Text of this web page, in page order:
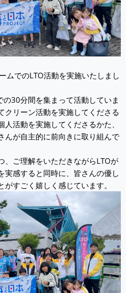
ムでのLTO活動を実施いたしまし
30分間を集まって活動していま
クリーン活動を実施してくださる
活動を実施してくださるかた、
んが自主的に前向きに取り組んで
、ご理解をいただきながらLTOが
実感すると同時に、皆さんの優し
すごく嬉しく感じています。